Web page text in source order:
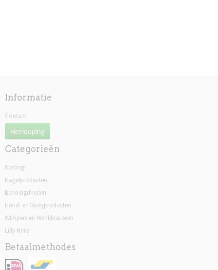
Informatie
Contact
Herroeping
Categorieën
Korting!
Nagelproducten
Benodigdheden
Hand- en Bodyproducten
Wimpers en Wenkbrauwen
Lilly Nails
Betaalmethodes